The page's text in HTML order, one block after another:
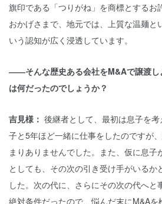
旗印である「つりがね」を商標とするお
おかげさまで、地元では、上質な温麺と
いう認知が広く浸透しています。
――そんな歴史ある会社をM&Aで譲渡し
は何だったのでしょうか？
吉見様： 後継者として、最初は息子を
子と5年ほど一緒に仕事をしたのですが
まりありませんでした。また、仮に息子
としても、その次の引き受け手がいるか
した。次の代に、さらにその次の代へと
絶対条件だったので、悩んだ末にM&Aを